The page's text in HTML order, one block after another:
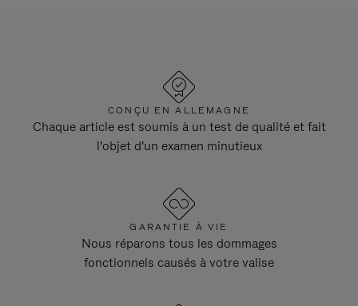
CONÇU EN ALLEMAGNE
Chaque article est soumis à un test de qualité et fait
l'objet d'un examen minutieux
GARANTIE À VIE
Nous réparons tous les dommages
fonctionnels causés à votre valise